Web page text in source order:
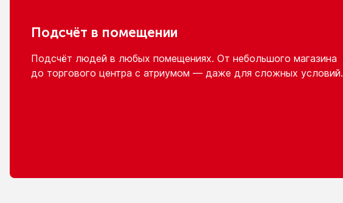
Подсчёт в помещении
Подсчёт людей в любых помещениях. От небольшого магазина
до торгового центра с атриумом — даже для сложных условий.